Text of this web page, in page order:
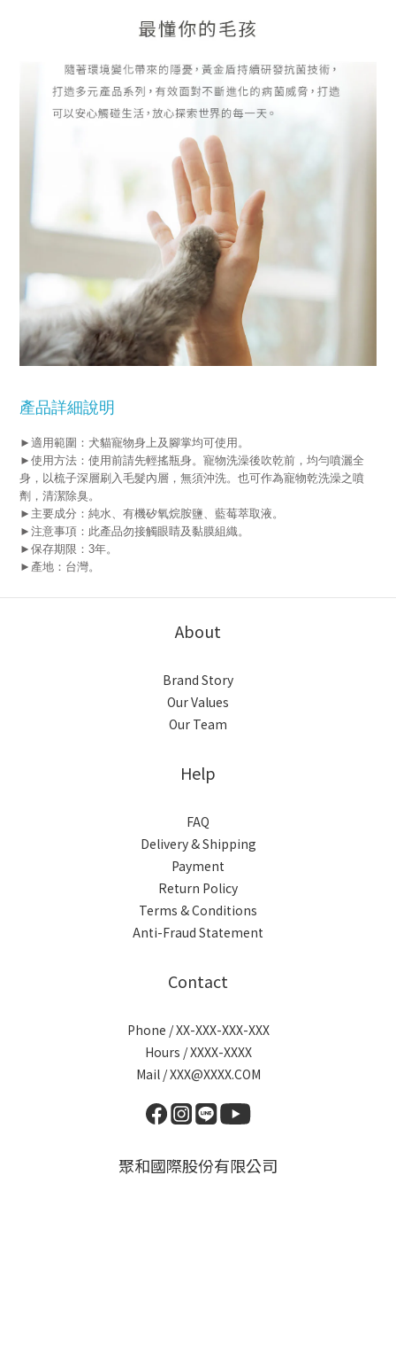
產品詳細說明
►適用範圍：犬貓寵物身上及腳掌均可使用。
►使用方法：使用前請先輕搖瓶身。寵物洗澡後吹乾前，均勻噴灑全
身，以梳子深層刷入毛髮內層，無須沖洗。也可作為寵物乾洗澡之噴
劑，清潔除臭。
►主要成分：純水、有機矽氧烷胺鹽、藍莓萃取液。
►注意事項：此產品勿接觸眼睛及黏膜組織。
►保存期限：3年。
►產地：台灣。
About
Brand Story
Our Values
Our Team
Help
FAQ
Delivery & Shipping
Payment
Return Policy
Terms & Conditions
Anti-Fraud Statement
Contact
Phone / XX-XXX-XXX-XXX
Hours / XXXX-XXXX
Mail / XXX@XXXX.COM
聚和國際股份有限公司